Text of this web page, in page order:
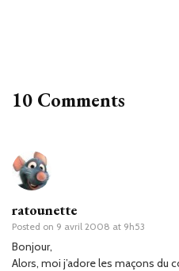
10 Comments
ratounette
Posted on 9 avril 2008 at 9h53
Bonjour,
Alors, moi j’adore les maçons du